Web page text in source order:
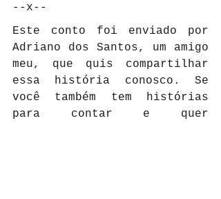
--x--
Este conto foi enviado por
Adriano dos Santos, um amigo
meu, que quis compartilhar
essa história conosco. Se
você também tem histórias
para contar e quer